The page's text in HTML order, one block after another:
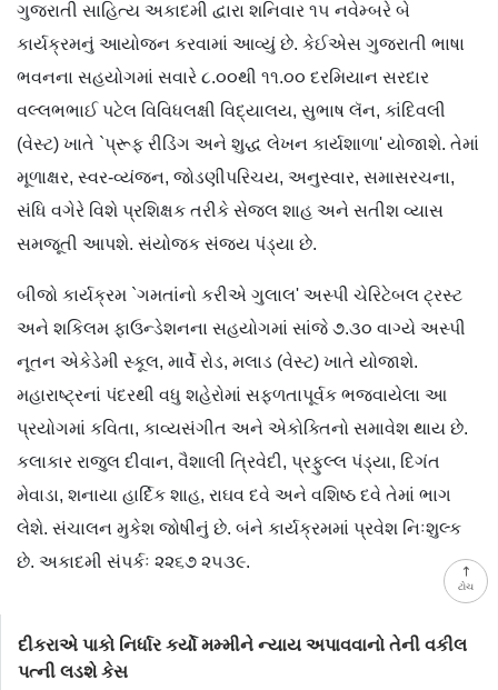
ટોચ
ગુજરાતી સાહિત્ય અકાદમી દ્વારા શનિવાર ૧૫ નવેમ્બરે બે
કાર્યક્રમનું આયોજન કરવામાં આવ્યું છે. કેઈએસ ગુજરાતી ભાષા
ભવનના સહયોગમાં સવારે ૮.૦૦થી ૧૧.૦૦ દરમિયાન સરદાર
વલ્લભભાઈ પટેલ વિવિધલક્ષી વિદ્યાલય, સુભાષ લૅન, કાંદિવલી
(વેસ્ટ) ખાતે `પ્રૂફ રીડિંગ અને શુદ્ધ લેખન કાર્યશાળા' યોજાશે. તેમાં
મૂળાક્ષર, સ્વર-વ્યંજન, જોડણીપરિચય, અનુસ્વાર, સમાસરચના,
સંધિ વગેરે વિશે પ્રશિક્ષક તરીકે સેજલ શાહ અને સતીશ વ્યાસ
સમજૂતી આપશે. સંયોજક સંજય પંડ્યા છે.
બીજો કાર્યક્રમ `ગમતાંનો કરીએ ગુલાલ' અસ્પી ચેરિટેબલ ટ્રસ્ટ
અને શકિલમ ફાઉન્ડેશનના સહયોગમાં સાંજે ૭.૩૦ વાગ્યે અસ્પી
નૂતન એકેડેમી સ્કૂલ, માર્વે રોડ, મલાડ (વેસ્ટ) ખાતે યોજાશે.
મહારાષ્ટ્રનાં પંદરથી વધુ શહેરોમાં સફળતાપૂર્વક ભજવાયેલા આ
પ્રયોગમાં કવિતા, કાવ્યસંગીત અને એકોક્તિનો સમાવેશ થાય છે.
કલાકાર રાજુલ દીવાન, વૈશાલી ત્રિવેદી, પ્રફુલ્લ પંડ્યા, દિગંત
મેવાડા, શનાયા હાર્દિક શાહ, રાઘવ દવે અને વશિષ્ઠ દવે તેમાં ભાગ
લેશે. સંચાલન મુકેશ જોષીનું છે. બંને કાર્યક્રમમાં પ્રવેશ નિઃશુલ્ક
છે. અકાદમી સંપર્કઃ ૨૨૬૭ ૨૫૩૯.
દીકરાએ પાકો નિર્ધાર કર્યો મમ્મીને ન્યાય અપાવવાનો તેની વકીલ
પત્ની લડશે કેસ